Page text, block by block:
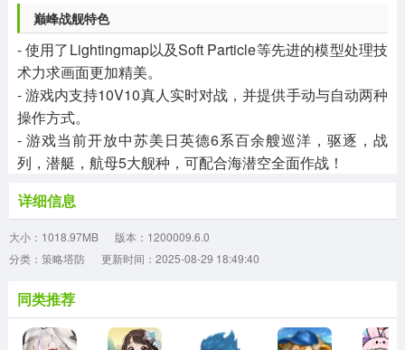
巅峰战舰特色
- 使用了Lightingmap以及Soft Particle等先进的模型处理技
术力求画面更加精美。
- 游戏内支持10V10真人实时对战，并提供手动与自动两种
操作方式。
- 游戏当前开放中苏美日英德6系百余艘巡洋，驱逐，战
列，潜艇，航母5大舰种，可配合海潜空全面作战！
详细信息
大小：1018.97MB
版本：1200009.6.0
分类：策略塔防
更新时间：2025-08-29 18:49:40
同类推荐